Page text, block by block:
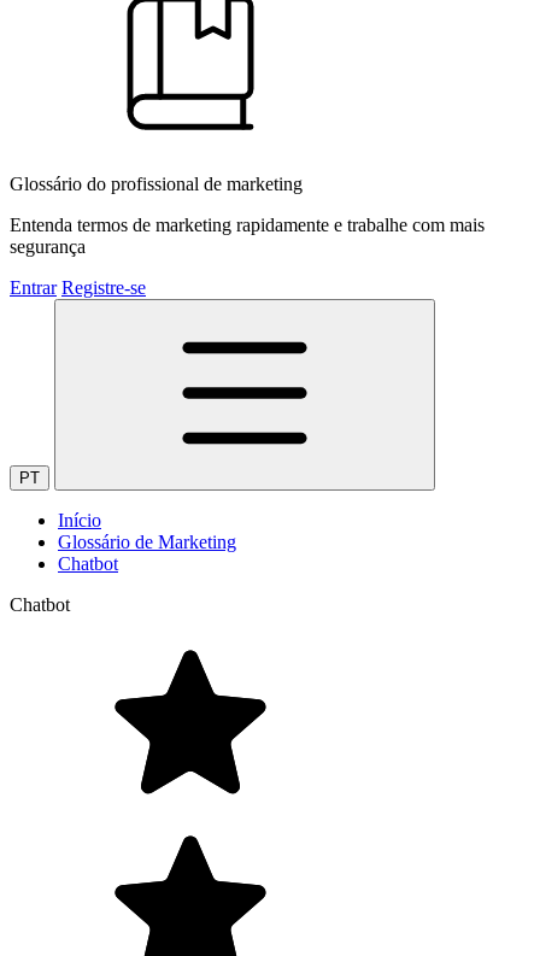
Glossário do profissional de marketing
Entenda termos de marketing rapidamente e trabalhe com mais
segurança
Entrar Registre-se
PT
Início
Glossário de Marketing
Chatbot
Chatbot